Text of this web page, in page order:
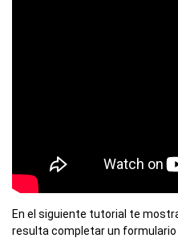
En el siguiente tutorial te
resulta completar un formulario